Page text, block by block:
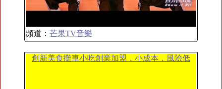
頻道： 芒果TV音樂
創新美食攤車小吃創業加盟，小成本，風險低